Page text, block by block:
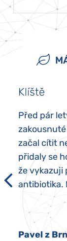
Klíště
Před pár
začal cítit
přidaly se
že vykazuji
antibiotika.
Pavel z